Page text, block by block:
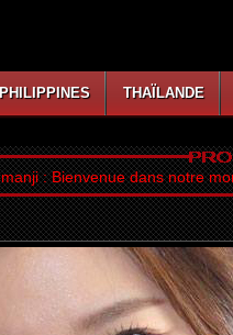
PHILIPPINES THAÏLANDE